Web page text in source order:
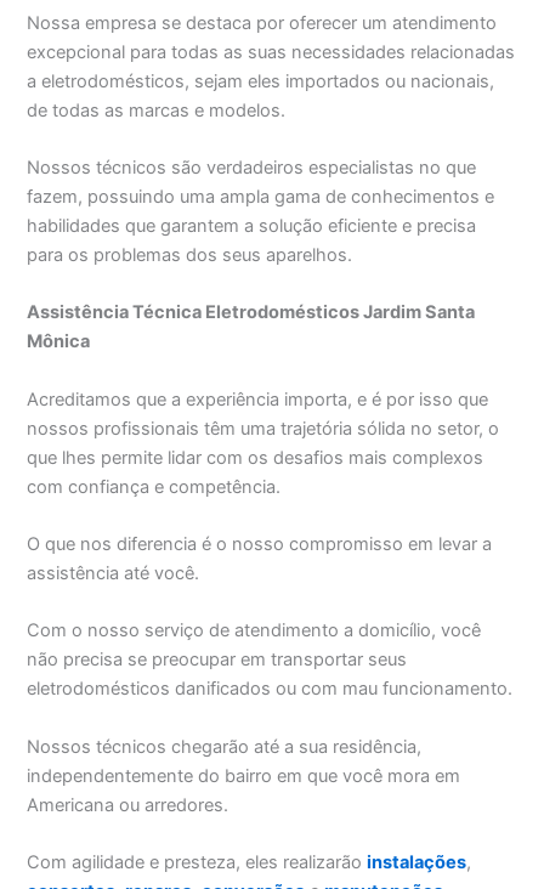
Nossa empresa se destaca por oferecer um atendimento
excepcional para todas as suas necessidades relacionadas
a eletrodomésticos, sejam eles importados ou nacionais,
de todas as marcas e modelos.
Nossos técnicos são verdadeiros especialistas no que
fazem, possuindo uma ampla gama de conhecimentos e
habilidades que garantem a solução eficiente e precisa
para os problemas dos seus aparelhos.
Assistência Técnica Eletrodomésticos Jardim Santa
Mônica
Acreditamos que a experiência importa, e é por isso que
nossos profissionais têm uma trajetória sólida no setor, o
que lhes permite lidar com os desafios mais complexos
com confiança e competência.
O que nos diferencia é o nosso compromisso em levar a
assistência até você.
Com o nosso serviço de atendimento a domicílio, você
não precisa se preocupar em transportar seus
eletrodomésticos danificados ou com mau funcionamento.
Nossos técnicos chegarão até a sua residência,
independentemente do bairro em que você mora em
Americana ou arredores.
Com agilidade e presteza, eles realizarãoinstalações,